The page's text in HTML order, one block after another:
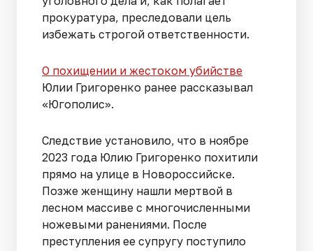
прокуратура, преследовали цель
избежать строгой ответственности.
О похищении и жестоком убийстве
Юлии Григоренко ранее рассказывал
«Югополис».
Следствие установило, что в ноябре
2023 года Юлию Григоренко похитили
прямо на улице в Новороссийске.
Позже женщину нашли мертвой в
лесном массиве с многочисленными
ножевыми ранениями. После
преступления ее супругу поступило